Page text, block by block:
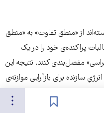
نشان‌گذاشته‌ها
از «منطق تفاوت» به «منطق
پراکنده‌ی خود را در یک
مفصل‌بندی کنند. نتیجه این
سازنده برای بازآرایی موازنه‌ی
متقابل، جای «سیاست‌ورزی» را